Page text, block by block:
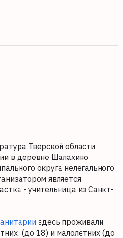
Тверской области
в деревне Шалахино
округа нелегального
является
- учительница из Санкт-
здесь проживали
(до 18) и малолетних (до